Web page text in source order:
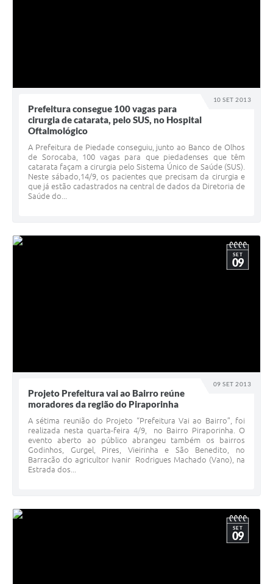
10 SET 2013
Prefeitura consegue 100 vagas para
cirurgia de catarata, pelo SUS, no Hospital
Oftalmológico
A Prefeitura de Piedade conseguiu, junto ao Banco de Olhos
de Sorocaba, 100 vagas para que piedadenses que têm
catarata façam a cirurgia pelo Sistema Único de Saúde (SUS).
Neste sábado,14/9, os pacientes que precisam da cirurgia e
que já estão cadastrados na central de dados da Diretoria de
Saúde do...
09 SET 2013
SET
09
Projeto Prefeitura vai ao Bairro reúne
moradores da região do Piraporinha
A sétima reunião do Projeto “Prefeitura Vai ao Bairro”, foi
realizada nesta quarta-feira 4/9, no Bairro Piraporinha. O
evento aberto ao público abrangeu também os bairros
Godinhos, Gurgel, Pires, Vieirinha e São Benedito, no
Barracão do agricultor Ivanir Rodrigues Machado (Vano), na
Estrada dos...
SET
09